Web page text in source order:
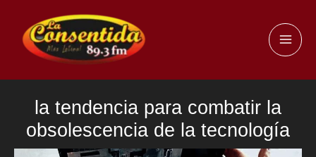
contenido
la tendencia para combatir la
obsolescencia de la tecnología